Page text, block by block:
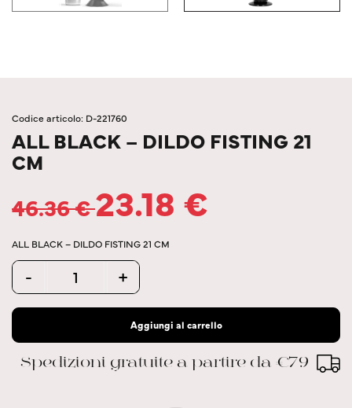
Codice articolo: D-221760
ALL BLACK – DILDO FISTING 21
CM
46.36€23.18 €
ALL BLACK – DILDO FISTING 21 CM
Quantity
- +
Aggiungi al carrello
Spedizioni gratuite a partire da €79